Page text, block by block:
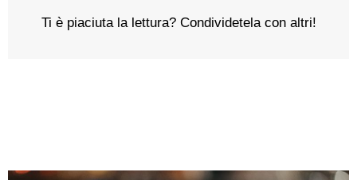
Ti è piaciuta la lettura? Condividetela con altri!